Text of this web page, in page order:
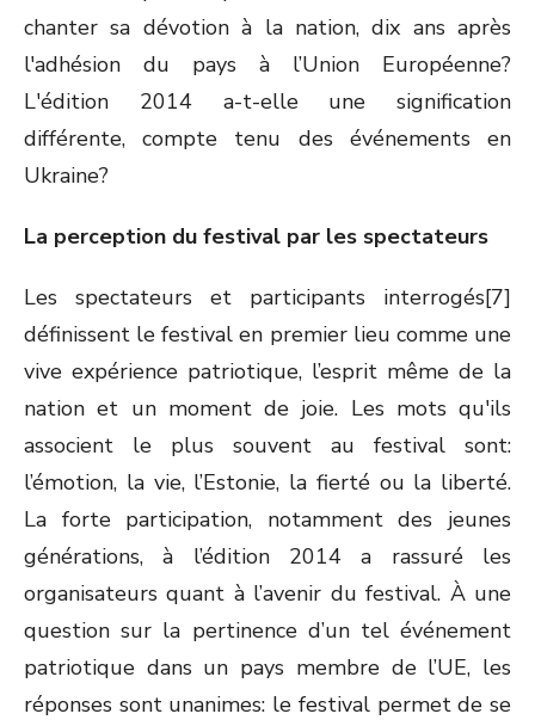
chanter sa dévotion à la nation, dix ans après
l'adhésion du pays à l’Union Européenne?
L'édition 2014 a-t-elle une signification
différente, compte tenu des événements en
Ukraine?
La perception du festival par les spectateurs
Les spectateurs et participants interrogés[7]
définissent le festival en premier lieu comme une
vive expérience patriotique, l’esprit même de la
nation et un moment de joie. Les mots qu'ils
associent le plus souvent au festival sont:
l’émotion, la vie, l’Estonie, la fierté ou la liberté.
La forte participation, notamment des jeunes
générations, à l’édition 2014 a rassuré les
organisateurs quant à l’avenir du festival. À une
question sur la pertinence d’un tel événement
patriotique dans un pays membre de l’UE, les
réponses sont unanimes: le festival permet de se